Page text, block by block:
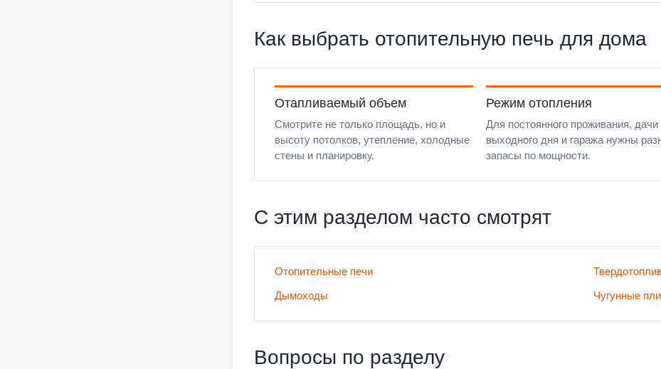
Как выбрать отопительную печь для дома
Отапливаемый объем
Смотрите не только площадь, но и
высоту потолков, утепление, холодные
стены и планировку.
Режим отопления
Для постоянного проживания, дачи
выходного дня и гаража нужны
запасы по мощности.
С этим разделом часто смотрят
Отопительные печи
Дымоходы
Чугунные
Вопросы по разделу